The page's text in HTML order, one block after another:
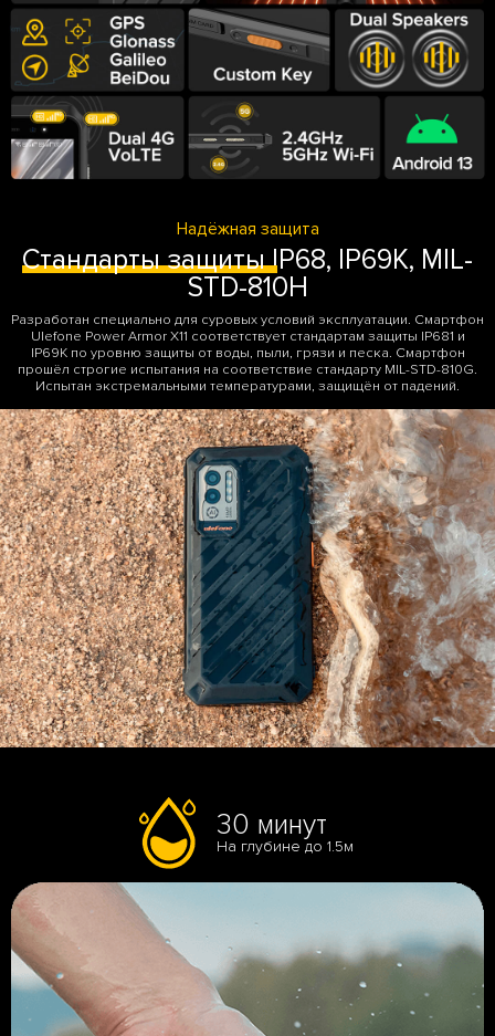
Надёжная защита
Стандарты защитыIP68, IP69K, MIL-
STD-810H
Разработан специально для суровых условий эксплуатации. Смартфон
Ulefone Power Armor X11 соответствует стандартам защиты IP681 и
IP69K по уровню защиты от воды, пыли, грязи и песка. Смартфон
прошёл строгие испытания на соответствие стандарту MIL-STD-810G.
Испытан экстремальными температурами, защищён от падений.
30 минут
На глубине до 1.5м